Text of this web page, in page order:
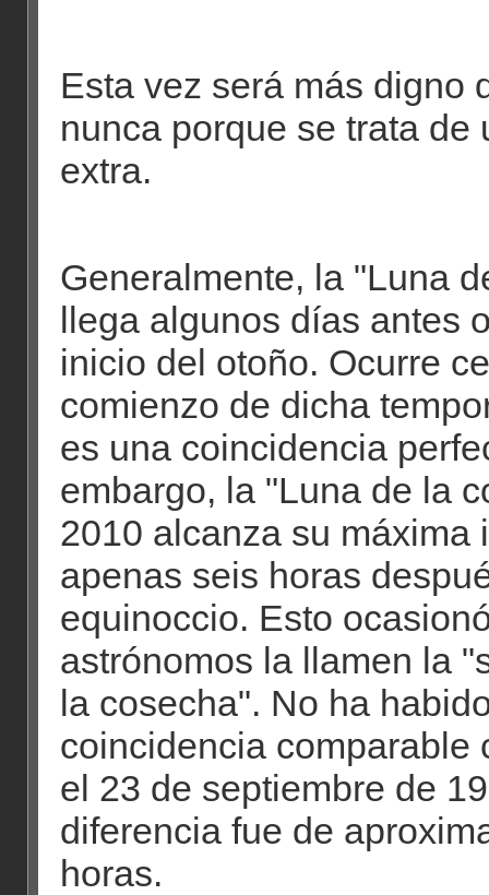
Esta vez será más digno
nunca porque se trata de
extra.
Generalmente, la "Luna
llega algunos días antes
inicio del otoño. Ocurre
comienzo de dicha
es una coincidencia
embargo, la "Luna de la
2010 alcanza su máxima
apenas seis horas
equinoccio. Esto
astrónomos la llamen la
la cosecha". No ha
coincidencia comparable
el 23 de septiembre de
diferencia fue de
horas.